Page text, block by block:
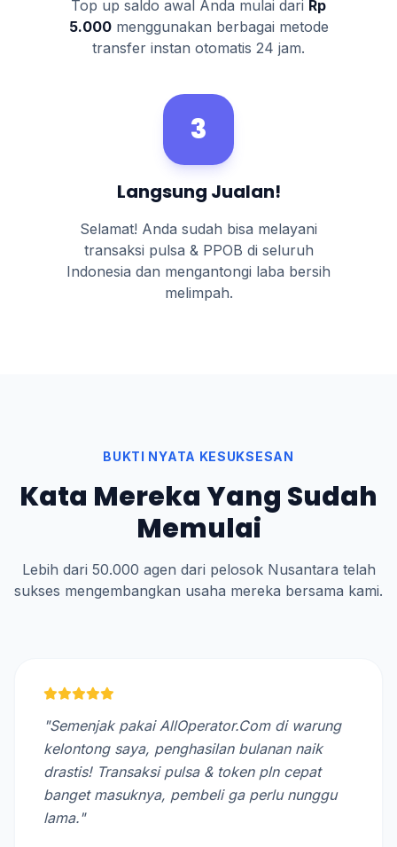
Top up saldo awal Anda mulai dari Rp
5.000menggunakan berbagai metode
transfer instan otomatis 24 jam.
3
Langsung Jualan!
Selamat! Anda sudah bisa melayani
transaksi pulsa & PPOB di seluruh
Indonesia dan mengantongi laba bersih
melimpah.
BUKTI NYATA KESUKSESAN
Kata Mereka Yang Sudah
Memulai
Lebih dari 50.000 agen dari pelosok Nusantara telah
sukses mengembangkan usaha mereka bersama kami.
"Semenjak pakai AllOperator.Com di warung
kelontong saya, penghasilan bulanan naik
drastis! Transaksi pulsa & token pln cepat
banget masuknya, pembeli ga perlu nunggu
lama."